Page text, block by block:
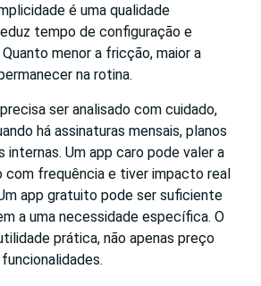
é uma qualidade
tempo de configuração e
menor a fricção, maior a
na rotina.
ser analisado com cuidado,
há assinaturas mensais, planos
internas. Um app caro pode valer a
com frequência e tiver impacto real
app gratuito pode ser suficiente
a uma necessidade específica. O
prática, não apenas preço